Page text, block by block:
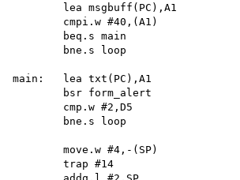
        lea msgbuff(PC),A1
        cmpi.w #40,(A1)
        beq.s main
        bne.s loop
main:   lea txt(PC),A1
        bsr form_alert
        cmp.w #2,D5
        bne.s loop
        move.w #4,-(SP)
        trap #14
        addq.l #2,SP